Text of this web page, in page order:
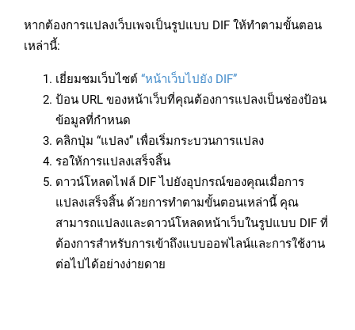
หากต้องการแปลงเว็บเพจเป็นรูปแบบ DIF ให้ทำตามขั้นตอน
เหล่านี้:
เยี่ยมชมเว็บไซต์ “หน้าเว็บไปยัง DIF”
ป้อน URL ของหน้าเว็บที่คุณต้องการแปลงเป็นช่องป้อน
ข้อมูลที่กำหนด
คลิกปุ่ม “แปลง” เพื่อเริ่มกระบวนการแปลง
รอให้การแปลงเสร็จสิ้น
ดาวน์โหลดไฟล์ DIF ไปยังอุปกรณ์ของคุณเมื่อการ
แปลงเสร็จสิ้น ด้วยการทำตามขั้นตอนเหล่านี้ คุณ
สามารถแปลงและดาวน์โหลดหน้าเว็บในรูปแบบ DIF ที่
ต้องการสำหรับการเข้าถึงแบบออฟไลน์และการใช้งาน
ต่อไปได้อย่างง่ายดาย